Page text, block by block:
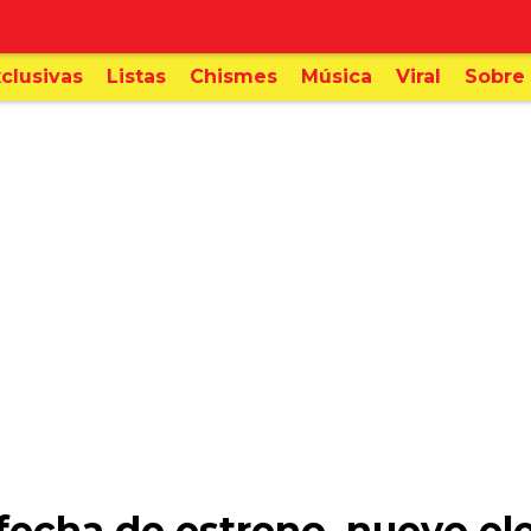
Listas Chismes Música Viral Sobre